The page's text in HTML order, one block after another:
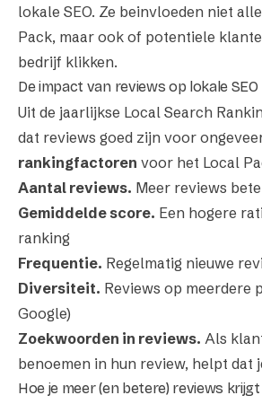
lokale SEO. Ze beinvloeden niet
Pack, maar ook of potentiele
bedrijf klikken.
De impact van reviews op lokale SEO
Uit de jaarlijkse Local Search
dat reviews goed zijn voor
rankingfactoren voor het Local
Aantal reviews. Meer reviews
Gemiddelde score. Een hogere
ranking
Frequentie. Regelmatig nieuwe
Diversiteit. Reviews op meerdere
Google)
Zoekwoorden in reviews. Als
benoemen in hun review, helpt dat
Hoe je meer (en betere) reviews krijgt